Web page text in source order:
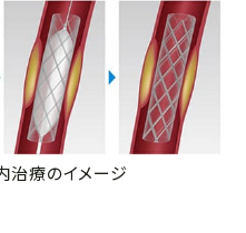
療のイメージ